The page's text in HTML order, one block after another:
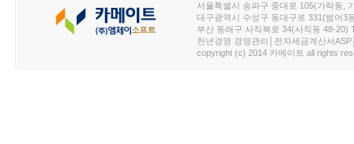
서울특별시 송파구 중대로 105(가락동,
대구광역시 수성구 동대구로 331(범어3
부산 동래구 사직북로 34(사직동 48-20)
천년경영 경영관리│전자세금계산서
copyright (c) 2014 카메이트 all rights